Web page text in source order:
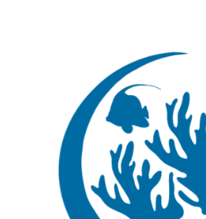
Ainda não há produtos
outras categorias ou usar a